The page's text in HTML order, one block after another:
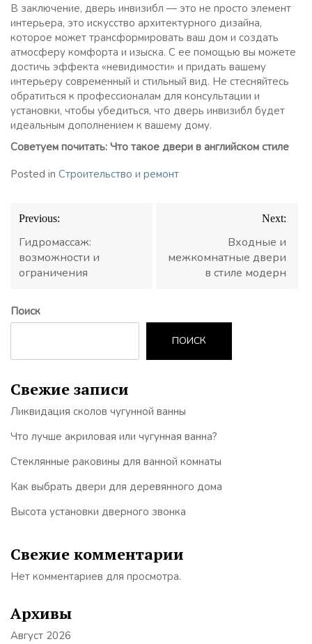
В заключение, дверь инвизибл — это не просто элемент
интерьера, это искусство архитектурного дизайна,
которое может трансформировать ваш дом и создать
атмосферу комфорта и изыска. С ее помощью вы можете
достичь эффекта «невидимости» и придать вашему
интерьеру современный и стильный вид. Не стесняйтесь
обратиться к профессионалам для консультации и
установки, чтобы убедиться, что дверь инвизибл будет
идеальным дополнением к вашему дому.
Советуем почитать: Что такое двери в английском стиле
Posted in Строительство и ремонт
Навигация
по
записям
Previous:
Гидромассаж:
возможности и
ограничения
Next:
Входные и
межкомнатные двери
в стиле модерн
Поиск
ПОИСК
Свежие записи
Ликвидация сколов чугунной ванны
Что лучше акриловая или чугунная ванна?
Стеклянные раковины для ванной комнаты
Как выбрать двери для деревянного дома
Высота установки дверного звонка
Свежие комментарии
Нет комментариев для просмотра.
Архивы
Август 2026